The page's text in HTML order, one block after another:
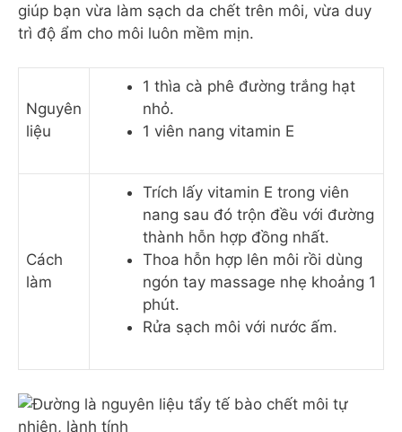
giúp bạn vừa làm sạch da chết trên môi, vừa duy
trì độ ẩm cho môi luôn mềm mịn.
Nguyên
liệu
1 thìa cà phê đường trắng hạt
nhỏ.
1 viên nang vitamin E
Cách
làm
Trích lấy vitamin E trong viên
nang sau đó trộn đều với đường
thành hỗn hợp đồng nhất.
Thoa hỗn hợp lên môi rồi dùng
ngón tay massage nhẹ khoảng 1
phút.
Rửa sạch môi với nước ấm.